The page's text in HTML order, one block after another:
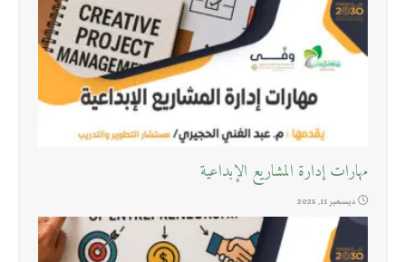
مهارات إدارة المشاريع الإبداعية
ديسمبر 11, 2025